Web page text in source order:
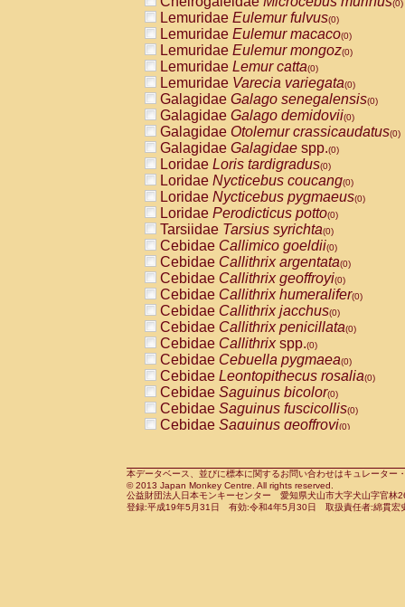
CercopithecidaeCercocebus
CercopithecidaeCercocebusspp.
CercopithecidaeLophocebus
CercopithecidaePapio anubis
CercopithecidaePapio cynocephalus
CercopithecidaePapio hamadryas
CercopithecidaePapio papio(0)
CercopithecidaePapiospp.(0)
CercopithecidaeMandrillus
CercopithecidaeMandrillus sphinx
CercopithecidaeTheropithecus
CercopithecidaeMacaca arctoides
CercopithecidaeMacaca assamensis
Cercopithecidae Macaca
CercopithecidaeMacaca cyclopis
CercopithecidaeMacaca fascicularis
CercopithecidaeMacaca fuscaca
CercopithecidaeMacaca fuscata
CercopithecidaeMacaca fuscata
CercopithecidaeMacaca maura
CercopithecidaeMacaca mulatta
CercopithecidaeMacaca nemestrina
CercopithecidaeMacaca nigra(0)
CercopithecidaeMacaca radiata
CercopithecidaeMacaca silenus
CercopithecidaeMacaca sinica
CercopithecidaeMacaca tonkeana(0)
CercopithecidaeMacacahybrid(0)
CercopithecidaeMacaca spp.(0)
(0)
Lemuridae Eulemur fulvus(0)
Lemuridae Eulemur macaco(0)
Lemuridae Eulemur mongoz(0)
Lemuridae Lemur catta(0)
Lemuridae Varecia variegata(0)
Galagidae Galago senegalensis(0)
Galagidae Galago demidovii(0)
Galagidae Otolemur crassicaudatus(0)
Galagidae Galagidae spp.(0)
Loridae Loris tardigradus(0)
Loridae Nycticebus coucang(0)
Loridae Nycticebus pygmaeus(0)
Loridae Perodicticus potto(0)
Tarsiidae Tarsius syrichta(0)
Cebidae Callimico goeldii(0)
Cebidae Callithrix argentata(0)
Cebidae Callithrix geoffroyi(0)
Cebidae Callithrix humeralifer(0)
Cebidae Callithrix jacchus(0)
Cebidae Callithrix penicillata(0)
Cebidae Callithrixspp.(0)
Cebidae Cebuella pygmaea(0)
Cebidae Leontopithecus rosalia(0)
Cebidae Saguinus bicolor(0)
Cebidae Saguinus fuscicollis(0)
Cebidae Saguinus geoffroyi(0)
CebidaeSaguinus leucopus(0)
CebidaeSaguinus midas(0)
Cebidae Saguinus mystax(0)
本データベース、並びに標本に関するお問い合わせはキュレータ
© 2013 Japan Monkey Centre. All rights reserved.
公益財団法人日本モンキーセンター 愛知県犬山市大字犬山字官
登録:平成19年5月31日 有効:令和4年5月30日 取扱責任者:綿貫宏